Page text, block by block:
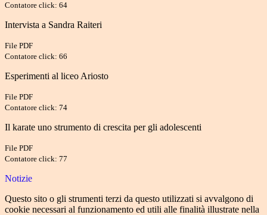
Contatore click: 64
Intervista a Sandra Raiteri
File PDF
Contatore click: 66
Esperimenti al liceo Ariosto
File PDF
Contatore click: 74
Il karate uno strumento di crescita per gli adolescenti
File PDF
Contatore click: 77
Notizie
Questo sito o gli strumenti terzi da questo utilizzati si avvalgono di
cookie necessari al funzionamento ed utili alle finalità illustrate nella